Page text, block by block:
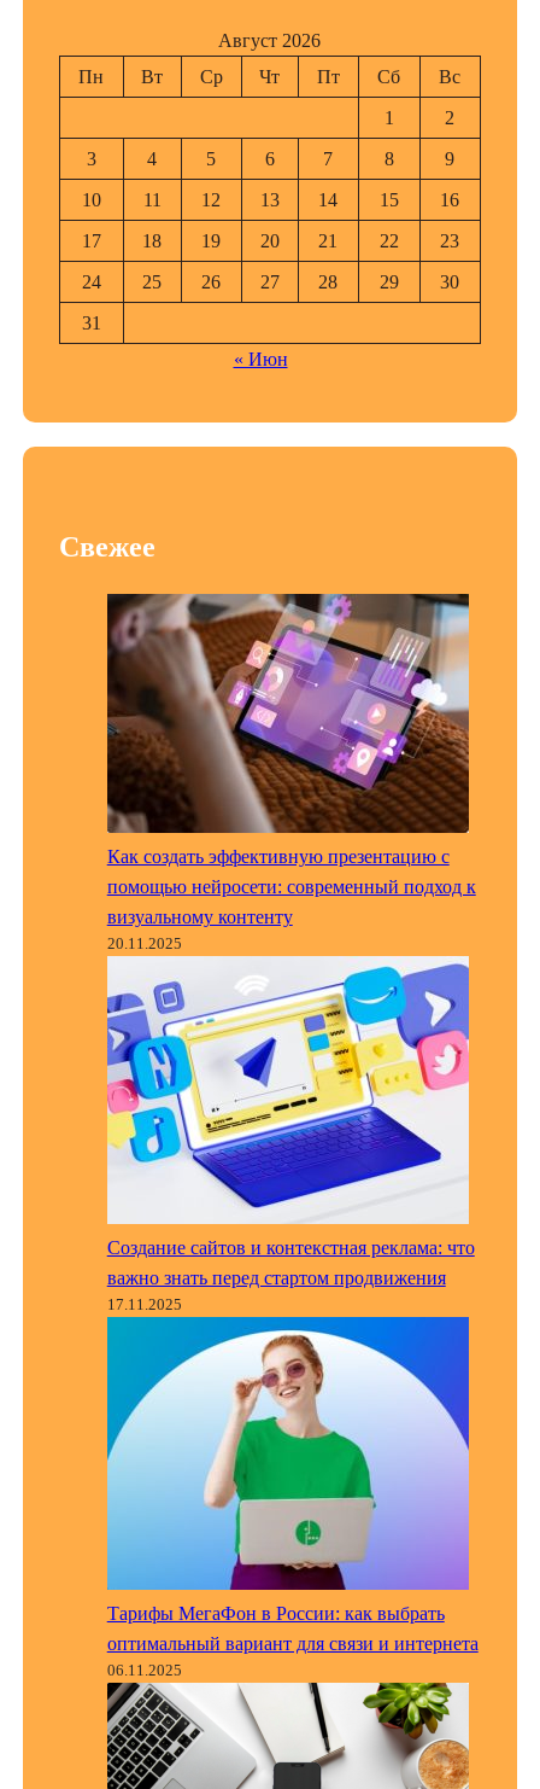
Август 2026
Пн
Вт Ср Чт Пт Сб
Вс
1
2
3
4 5 6 7 8
9
10
11 12 13 14 15
16
17
18 19 20 21 22
23
24
25 26 27 28 29
30
31
« Июн
Свежее
Как создать эффективную презентацию с
помощью нейросети: современный подход к
визуальному контенту
20.11.2025
Создание сайтов и контекстная реклама: что
важно знать перед стартом продвижения
17.11.2025
Тарифы МегаФон в России: как выбрать
оптимальный вариант для связи и интернета
06.11.2025